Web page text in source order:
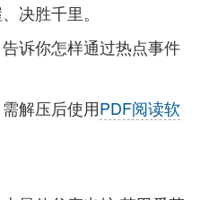
决胜千里。
诉你怎样通过热点事件
解压后使用PDF阅读软